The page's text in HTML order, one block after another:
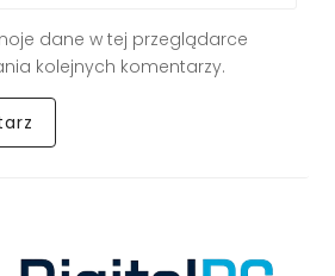
dane w tej przeglądarce
kolejnych komentarzy.